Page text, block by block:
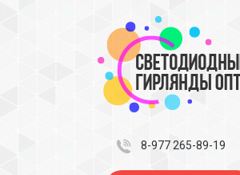
8-977 265-89-19